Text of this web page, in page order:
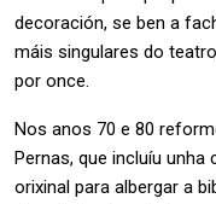
decoración, se ben a
máis singulares do
por once.
Nos anos 70 e 80
Pernas, que incluíu
orixinal para albergar a